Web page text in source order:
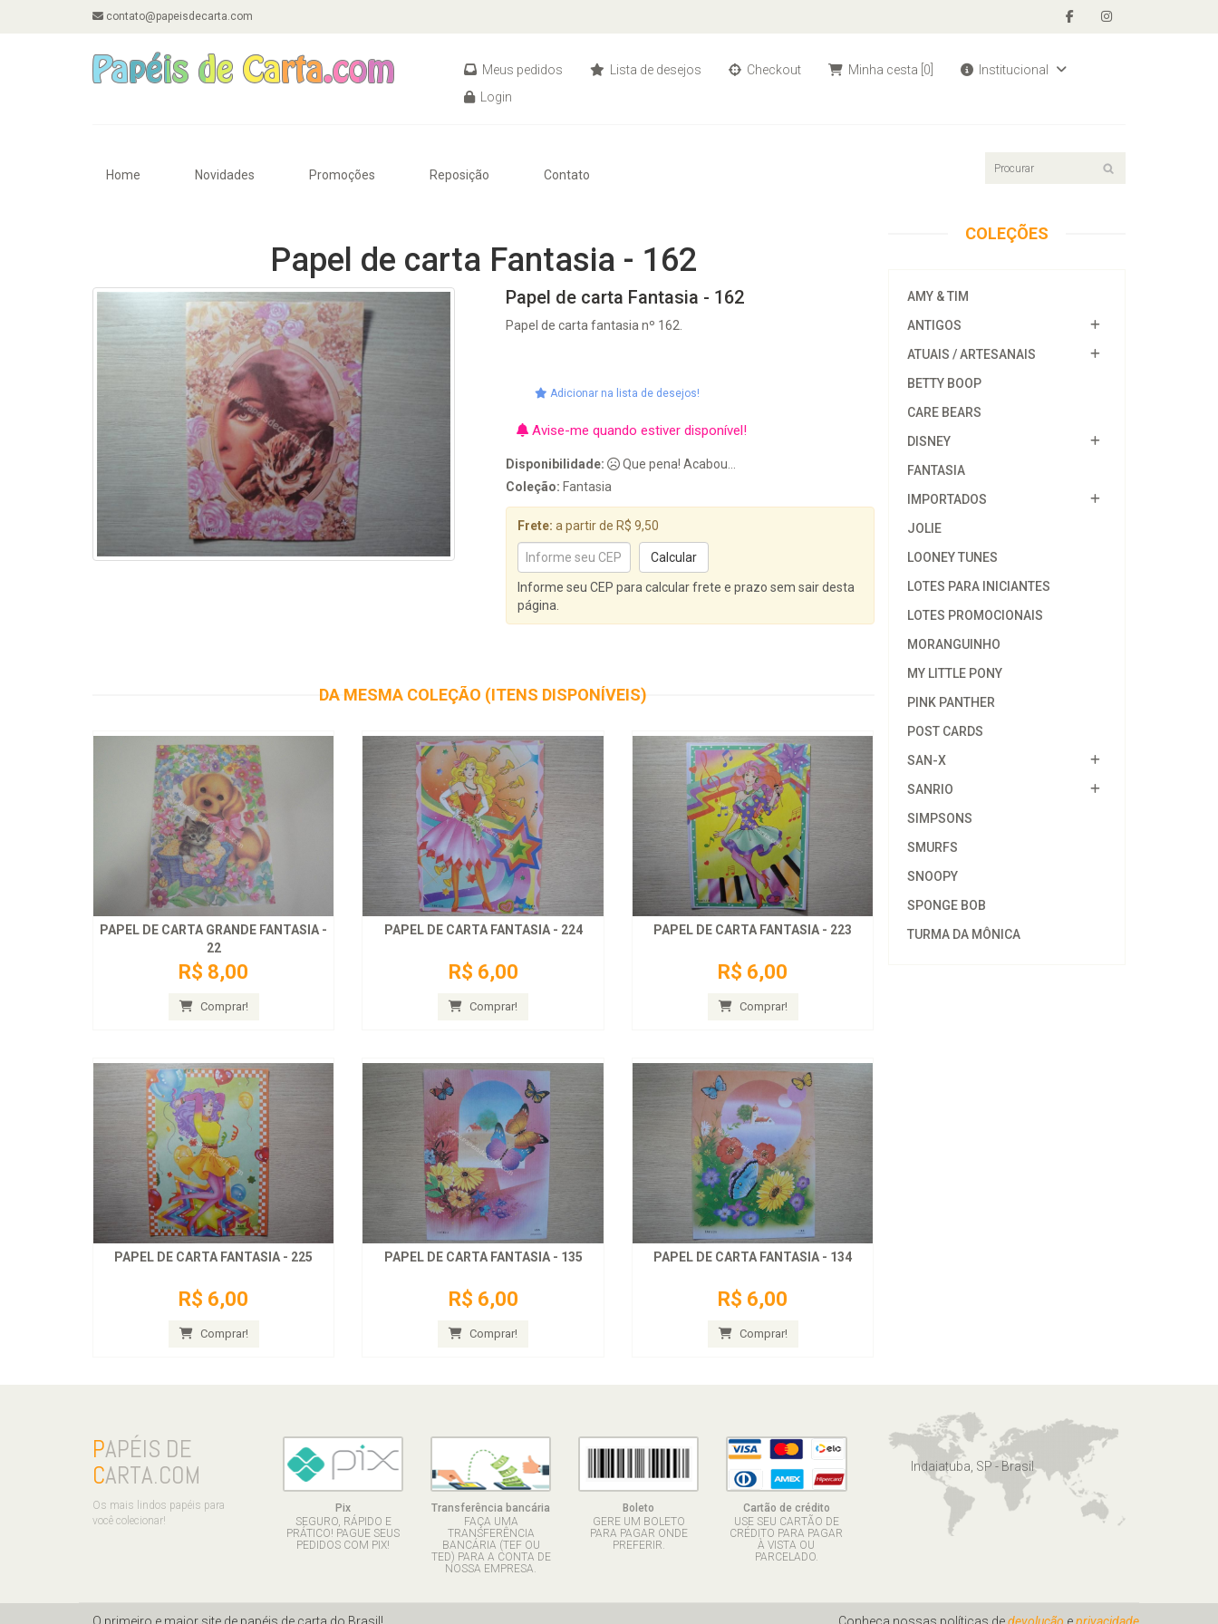
contato@papeisdecarta.com
Meus pedidos Lista de desejos Checkout Minha cesta [0]
Institucional
Login
Home Novidades Promoções Reposição Contato
Papel de carta Fantasia - 162
Papel de carta Fantasia - 162
Papel de carta fantasia nº 162.
Adicionar na lista de desejos!
Avise-me quando estiver disponível!
Disponibilidade:
Que pena! Acabou...
Coleção: Fantasia
Frete: a partir de R$ 9,50
Informe seu CEP para calcular frete e prazo sem sair desta
página.
DA MESMA COLEÇÃO (ITENS DISPONÍVEIS)
PAPEL DE CARTA GRANDE FANTASIA -
22
R$ 8,00
Comprar!
PAPEL DE CARTA FANTASIA - 224
R$ 6,00
Comprar!
PAPEL DE CARTA FANTASIA - 223
R$ 6,00
Comprar!
PAPEL DE CARTA FANTASIA - 225
R$ 6,00
Comprar!
PAPEL DE CARTA FANTASIA - 135
R$ 6,00
Comprar!
PAPEL DE CARTA FANTASIA - 134
R$ 6,00
Comprar!
COLEÇÕES
AMY & TIM
ANTIGOS
ATUAIS / ARTESANAIS
BETTY BOOP
CARE BEARS
DISNEY
FANTASIA
IMPORTADOS
JOLIE
LOONEY TUNES
LOTES PARA INICIANTES
LOTES PROMOCIONAIS
MORANGUINHO
MY LITTLE PONY
PINK PANTHER
POST CARDS
SAN-X
SANRIO
SIMPSONS
SMURFS
SNOOPY
SPONGE BOB
TURMA DA MÔNICA
PAPÉIS DE
CARTA.COM
Os mais lindos papéis para
você colecionar!
Pix
SEGURO, RÁPIDO E
PRÁTICO! PAGUE SEUS
PEDIDOS COM PIX!
Transferência bancária
FAÇA UMA
TRANSFERÊNCIA
BANCÁRIA (TEF OU
TED) PARA A CONTA DE
NOSSA EMPRESA.
Boleto
GERE UM BOLETO
PARA PAGAR ONDE
PREFERIR.
Cartão de crédito
USE SEU CARTÃO DE
CRÉDITO PARA PAGAR
À VISTA OU
PARCELADO.
Indaiatuba, SP - Brasil